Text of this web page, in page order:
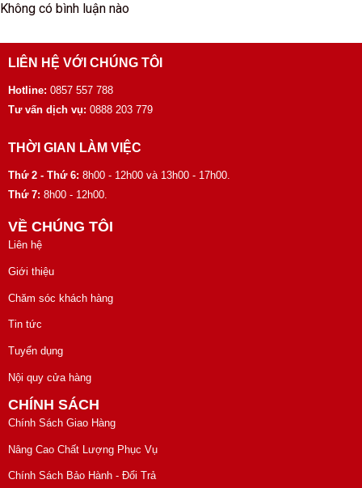
Không có bình luận nào
LIÊN HỆ VỚI CHÚNG TÔI
Hotline: 0857 557 788
Tư vấn dịch vụ: 0888 203 779
THỜI GIAN LÀM VIỆC
Thứ 2 - Thứ 6: 8h00 - 12h00 và 13h00 - 17h00.
Thứ 7: 8h00 - 12h00.
VỀ CHÚNG TÔI
Liên hệ
Giới thiệu
Chăm sóc khách hàng
Tin tức
Tuyển dụng
Nội quy cửa hàng
CHÍNH SÁCH
Chính Sách Giao Hàng
Nâng Cao Chất Lượng Phục Vụ
Chính Sách Bảo Hành - Đổi Trả